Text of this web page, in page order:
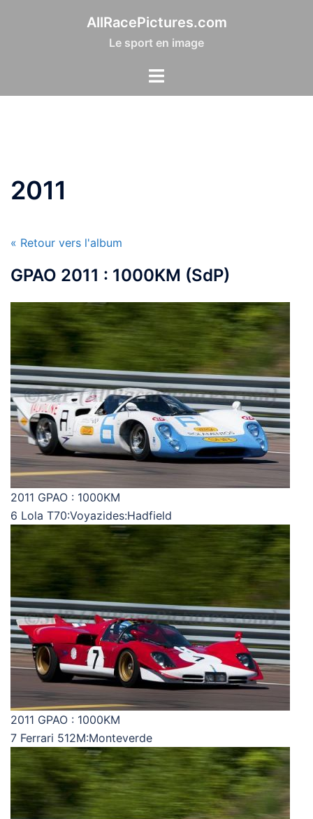
AllRacePictures.com
Le sport en image
2011
« Retour vers l'album
GPAO 2011 : 1000KM (SdP)
2011 GPAO : 1000KM
6 Lola T70:Voyazides:Hadfield
2011 GPAO : 1000KM
7 Ferrari 512M:Monteverde